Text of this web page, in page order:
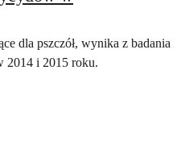
dla pszczół, wynika z badania
2014 i 2015 roku.